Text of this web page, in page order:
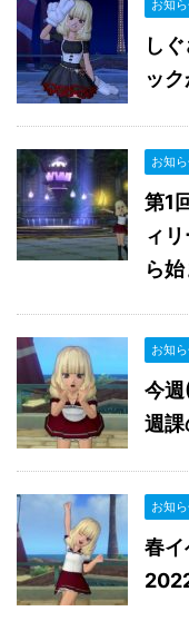
お知
し
ッ
お知
第1
ィ
ら
お知
今
週
お知
春